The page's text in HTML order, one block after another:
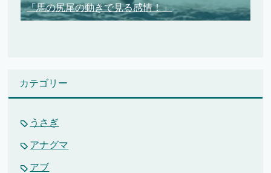
「馬の尻尾の動きで見る感情！」
カテゴリー
うさぎ
アナグマ
アブ